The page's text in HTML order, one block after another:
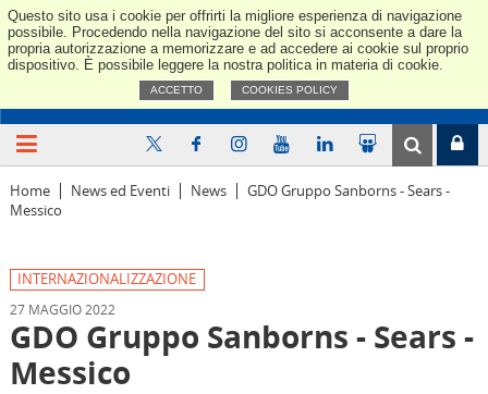
Questo sito usa i cookie per offrirti la migliore esperienza di navigazione
possibile. Procedendo nella navigazione del sito si acconsente a dare la
propria autorizzazione a memorizzare e ad accedere ai cookie sul proprio
dispositivo. È possibile leggere la nostra politica in materia di cookie.
ACCETTO COOKIES POLICY
Home News ed Eventi News
GDO Gruppo Sanborns - Sears -
Messico
INTERNAZIONALIZZAZIONE
27 MAGGIO 2022
GDO Gruppo Sanborns - Sears -
Messico